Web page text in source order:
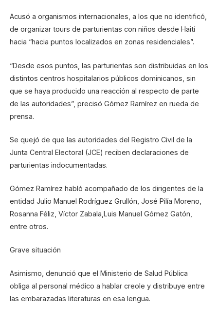
Acusó a organismos internacionales, a los que no identificó,
de organizar tours de parturientas con niños desde Haití
hacia “hacia puntos localizados en zonas residenciales”.
“Desde esos puntos, las parturientas son distribuidas en los
distintos centros hospitalarios públicos dominicanos, sin
que se haya producido una reacción al respecto de parte
de las autoridades”, precisó Gómez Ramírez en rueda de
prensa.
Se quejó de que las autoridades del Registro Civil de la
Junta Central Electoral (JCE) reciben declaraciones de
parturientas indocumentadas.
Gómez Ramírez habló acompañado de los dirigentes de la
entidad Julio Manuel Rodríguez Grullón, José Pilía Moreno,
Rosanna Féliz, Víctor Zabala,Luis Manuel Gómez Gatón,
entre otros.
Grave situación
Asimismo, denunció que el Ministerio de Salud Pública
obliga al personal médico a hablar creole y distribuye entre
las embarazadas literaturas en esa lengua.